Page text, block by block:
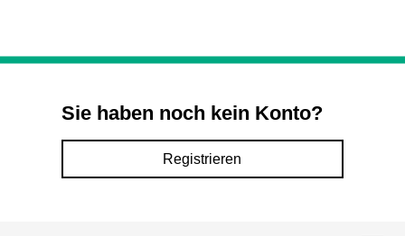
Sie haben noch kein Konto?
Registrieren